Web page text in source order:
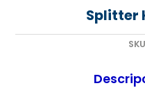
Splitter